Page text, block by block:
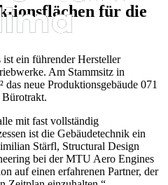
für die
ein führender Hersteller
Am Stammsitz in
das neue Produktionsgebäude 071
mit fast vollständig
ist die Gebäudetechnik ein
Stärfl, Structural Design
bei der MTU Aero Engines
auf einen erfahrenen Partner, der